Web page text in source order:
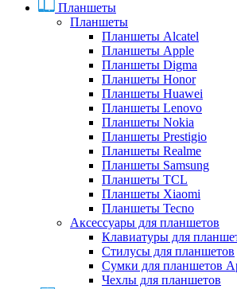
Планшеты
Планшеты
Планшеты Alcatel
Планшеты Apple
Планшеты Digma
Планшеты Honor
Планшеты Huawei
Планшеты Lenovo
Планшеты Nokia
Планшеты Prestigio
Планшеты Realme
Планшеты Samsung
Планшеты TCL
Планшеты Xiaomi
Планшеты Tecno
Аксессуары для планшетов
Клавиатуры для
Стилусы для планшетов
Сумки для планшетов
Чехлы для планшетов